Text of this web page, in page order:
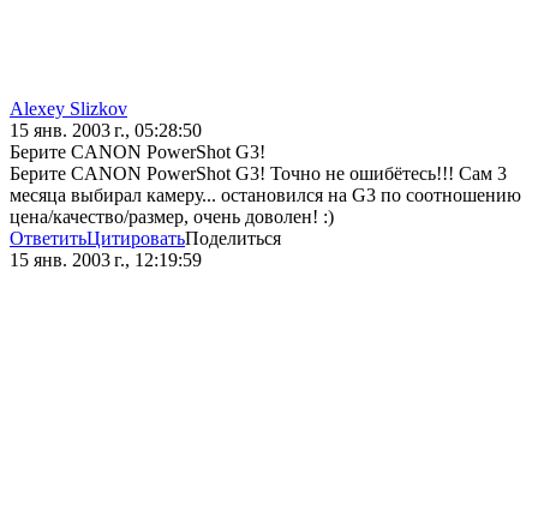
Alexey Slizkov
15 янв. 2003 г., 05:28:50
Берите CANON PowerShot G3!
Берите CANON PowerShot G3! Точно не ошибётесь!!! Сам 3
месяца выбирал камеру... остановился на G3 по соотношению
цена/качество/размер, очень доволен! :)
ОтветитьЦитироватьПоделиться
15 янв. 2003 г., 12:19:59